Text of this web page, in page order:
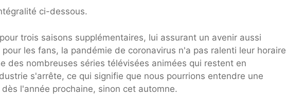
ci-dessous.
trois saisons supplémentaires, lui assurant un avenir aussi
les fans, la pandémie de coronavirus n'a pas ralenti leur horaire
des nombreuses séries télévisées animées qui restent en
s'arrête, ce qui signifie que nous pourrions entendre une
l'année prochaine, sinon cet automne.